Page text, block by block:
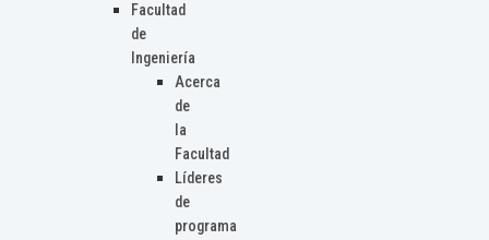
Facultad
de
Ingeniería
Acerca
de
la
Facultad
Líderes
de
programa